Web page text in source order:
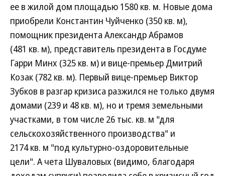
ее в жилой дом площадью 1580 кв. м. Новые дома
приобрели Константин Чуйченко (350 кв. м),
помощник президента Александр Абрамов
(481 кв. м), представитель президента в Госдуме
Гарри Минх (325 кв. м) и вице-премьер Дмитрий
Козак (782 кв. м). Первый вице-премьер Виктор
Зубков в разгар кризиса разжился не только двумя
домами (239 и 48 кв. м), но и тремя земельными
участками, в том числе 26 тыс. кв. м "для
сельскохозяйственного производства" и
2174 кв. м "под культурно-оздоровительные
цели". А чета Шуваловых (видимо, благодаря